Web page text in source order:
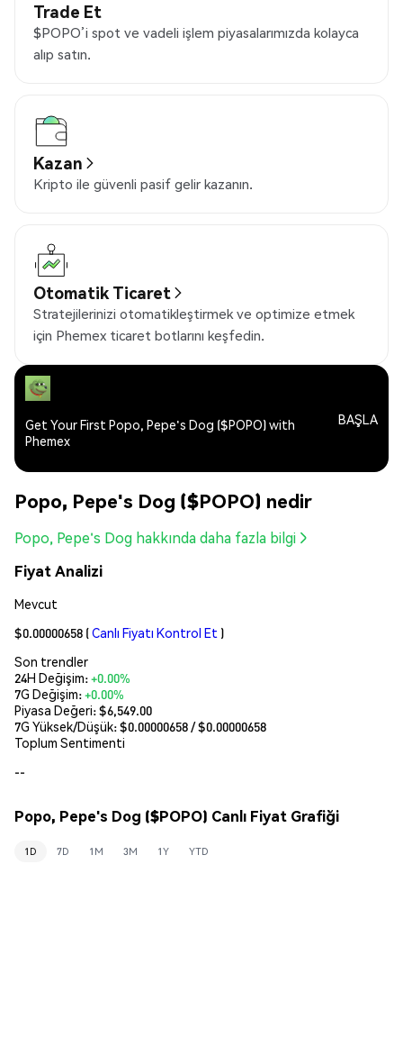
Trade Et
$POPO’i spot ve vadeli işlem piyasalarımızda kolayca
alıp satın.
Kazan
Kripto ile güvenli pasif gelir kazanın.
Otomatik Ticaret
Stratejilerinizi otomatikleştirmek ve optimize etmek
için Phemex ticaret botlarını keşfedin.
Get Your First Popo, Pepe's Dog ($POPO) with
Phemex
BAŞLA
Popo, Pepe's Dog ($POPO) nedir
Popo, Pepe's Dog hakkında daha fazla bilgi
Fiyat Analizi
Mevcut
$0.00000658 (Canlı Fiyatı Kontrol Et )
Son trendler
24H Değişim:+0.00%
7G Değişim:+0.00%
Piyasa Değeri:$6,549.00
7G Yüksek/Düşük: $0.00000658/ $0.00000658
Toplum Sentimenti
--
Popo, Pepe's Dog ($POPO) Canlı Fiyat Grafiği
1D 7D 1M 3M 1Y YTD